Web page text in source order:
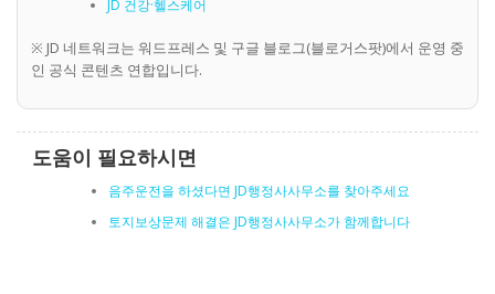
JD 건강·헬스케어
※ JD 네트워크는 워드프레스 및 구글 블로그(블로거스팟)에서 운영 중
인 공식 콘텐츠 연합입니다.
도움이 필요하시면
음주운전을 하셨다면 JD행정사사무소를 찾아주세요
토지보상문제 해결은 JD행정사사무소가 함께합니다